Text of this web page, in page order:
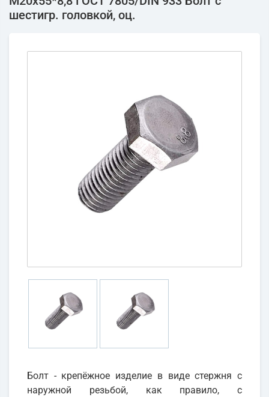
шестигр. головкой, оц.
Болт - крепёжное изделие в виде стержня с
наружной резьбой, как правило, с